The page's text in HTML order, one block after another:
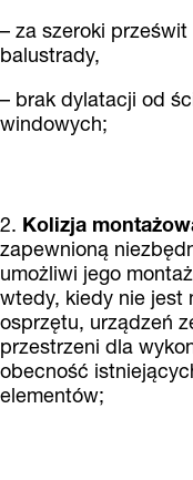
– za szeroki
balustrady,
– brak dylatacji od
windowych;
2. Kolizja
zapewnioną
umożliwi jego
wtedy, kiedy nie jest
osprzętu, urządzeń
przestrzeni dla
obecność
elementów;